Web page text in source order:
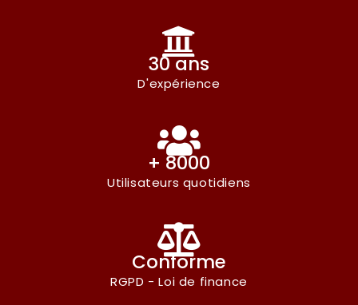
30 ans
D'expérience
+ 8000
Utilisateurs quotidiens
Conforme
RGPD - Loi de finance